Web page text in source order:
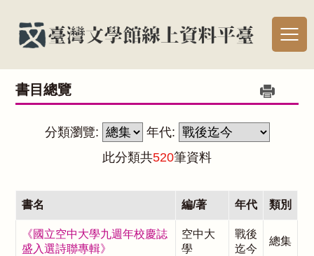
書目總覽
分類瀏覽:
年代:
此分類共520筆資料
書名 編/著 年代 類別
《國立空中大學九週年校慶誌
盛入選詩聯專輯》
空中大
學
戰後
迄今
總集